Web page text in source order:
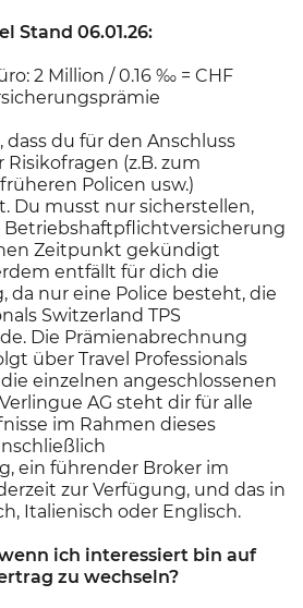
Stand 06.01.26:
2 Million / 0.16 ‰ = CHF
du für den Anschluss
(z.B. zum
Policen usw.)
Du musst nur sicherstellen,
Betriebshaftpflichtversicherung
Zeitpunkt gekündigt
entfällt für dich die
da nur eine Police besteht, die
Switzerland TPS
Die Prämienabrechnung
über Travel Professionals
einzelnen angeschlossenen
AG steht dir für alle
im Rahmen dieses
ein führender Broker im
zur Verfügung, und das in
Italienisch oder Englisch.
ich interessiert bin auf
zu wechseln?